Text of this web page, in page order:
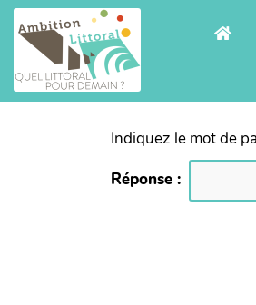
Aller au contenu principal
Indiquez le mot de
Réponse :